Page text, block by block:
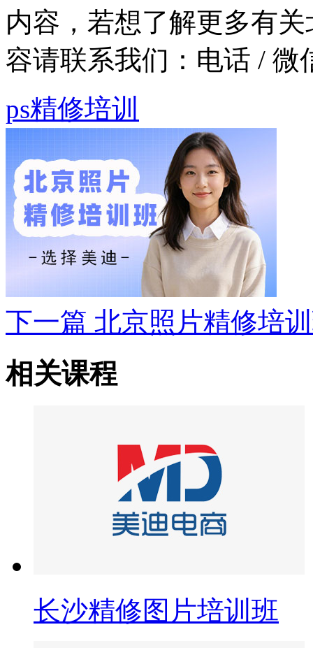
内容，若想了解更多有
容请联系我们： 电话 / 微
ps精修培训
下一篇 北京照片精修培
相关课程
长沙精修图片培训班